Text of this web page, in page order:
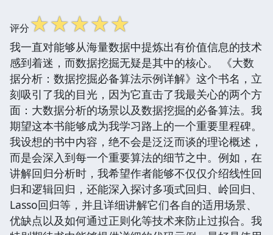
评分☆☆☆☆☆
我一直对能够从海量数据中提炼出有价值信息的技术
感到着迷，而数据挖掘无疑是其中的核心。 《大数
据分析：数据挖掘必备算法示例详解》这个书名，立
刻吸引了我的目光，因为它直击了我最关心的两个方
面：大数据分析的场景以及数据挖掘的必备算法。我
期望这本书能够成为我学习路上的一个重要里程碑。
我设想的书中内容，绝不会是泛泛而谈的理论概述，
而是会深入到每一个重要算法的细节之中。例如，在
讲解回归分析时，我希望作者能够不仅仅介绍线性回
归和逻辑回归，还能深入探讨多项式回归、岭回归、
Lasso回归等，并且详细讲解它们各自的适用场景、
优缺点以及如何通过正则化等技术来防止过拟合。我